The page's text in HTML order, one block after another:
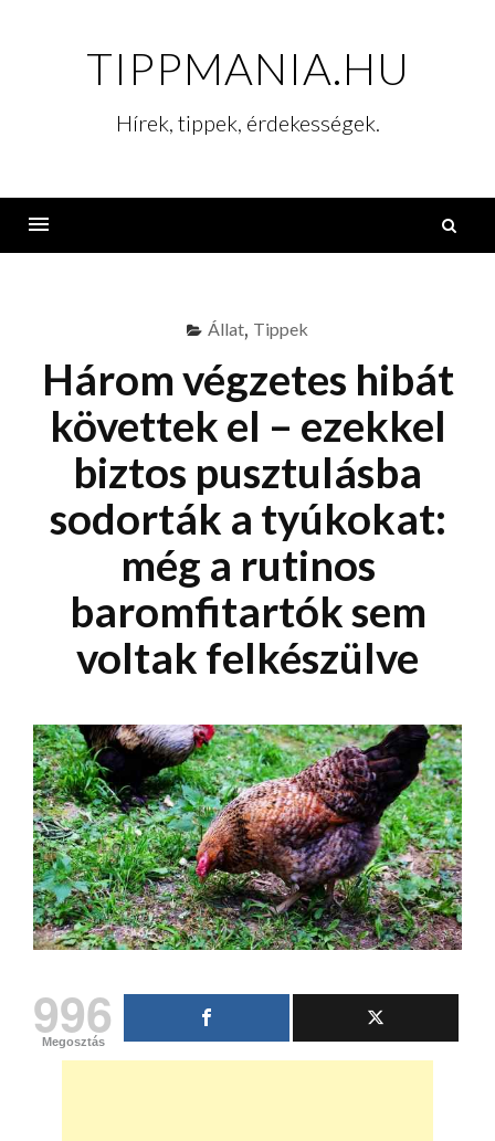
TIPPMANIA.HU
Hírek, tippek, érdekességek.
Állat, Tippek
Három végzetes hibát
követtek el – ezekkel
biztos pusztulásba
sodorták a tyúkokat:
még a rutinos
baromfitartók sem
voltak felkészülve
996
Megosztás